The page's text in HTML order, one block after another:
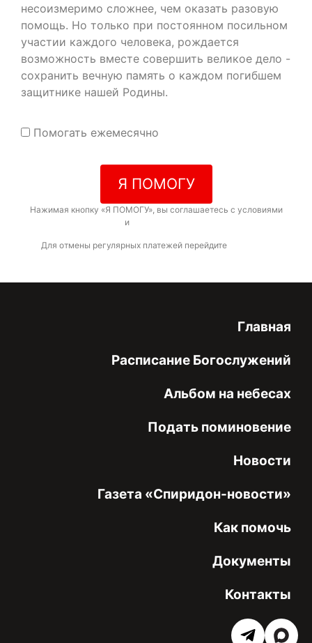
несоизмеримо сложнее, чем оказать разовую
помощь. Но только при постоянном посильном
участии каждого человека, рождается
возможность вместе совершить великое дело -
сохранить вечную память о каждом погибшем
защитнике нашей Родины.
Помогать ежемесячно
Я ПОМОГУ
Нажимая кнопку «Я ПОМОГУ», вы соглашаетесь с условиями
и
Для отмены регулярных платежей перейдите
Главная
Расписание Богослужений
Альбом на небесах
Подать поминовение
Новости
Газета «Спиридон-новости»
Как помочь
Документы
Контакты